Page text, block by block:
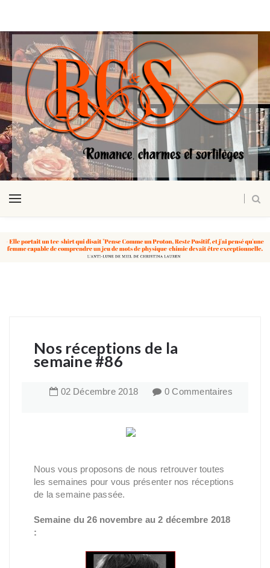
Nos réceptions de la
semaine #86
02 Décembre 2018 0 Commentaires
Nous vous proposons de nous retrouver toutes
les semaines pour vous présenter nos réceptions
de la semaine passée.
Semaine du 26 novembre au 2 décembre 2018
: